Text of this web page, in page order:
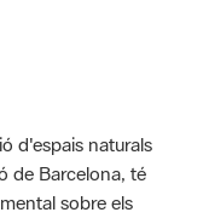
d'espais naturals
de Barcelona, té
sobre els